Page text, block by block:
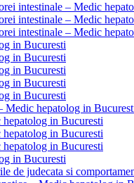
intestinale – Medic
intestinale – Medic
intestinale – Medic
in Bucuresti
in Bucuresti
in Bucuresti
in Bucuresti
in Bucuresti
Medic hepatolog in
hepatolog in Bucuresti
hepatolog in Bucuresti
hepatolog in Bucuresti
in Bucuresti
de judecata si